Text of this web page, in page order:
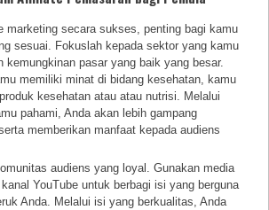
marketing secara sukses, penting bagi kamu
sesuai. Fokuslah kepada sektor yang kamu
kemungkinan pasar yang baik yang besar.
memiliki minat di bidang kesehatan, kamu
kesehatan atau atau nutrisi. Melalui
pahami, Anda akan lebih gampang
memberikan manfaat kepada audiens
audiens yang loyal. Gunakan media
YouTube untuk berbagi isi yang berguna
Anda. Melalui isi yang berkualitas, Anda